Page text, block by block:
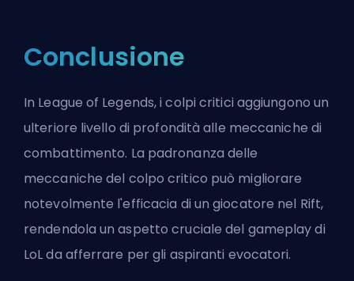
Conclusione
In League of Legends, i colpi critici aggiungono un
ulteriore livello di profondità alle meccaniche di
combattimento. La padronanza delle
meccaniche del colpo critico può migliorare
notevolmente l'efficacia di un giocatore nel Rift,
rendendola un aspetto cruciale del gameplay di
LoL da afferrare per gli aspiranti evocatori.